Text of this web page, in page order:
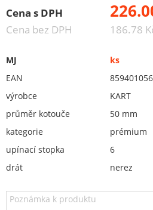
zbraňové kartáče
kartáče se stopkou
hrnkové kartáče (želva)
pružinové kartáče -
Diamantové kotouče a
Pilové kotouče
Spojovací materiál -
Spojovací materiál Hašpl
Stavební chemie
Cena s DPH
Cena bez DPH 186.78
MJ
ks
EAN
výrobce
KART
průměr kotouče
50 mm
kategorie
prémium
upínací stopka
6
drát
nerez